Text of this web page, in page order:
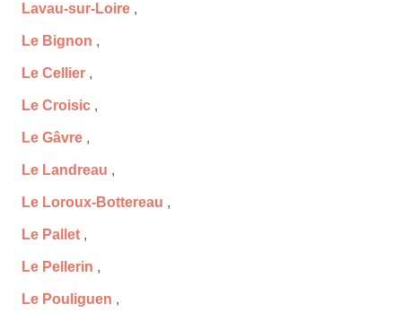
Lavau-sur-Loire ,
Le Bignon ,
Le Cellier ,
Le Croisic ,
Le Gâvre ,
Le Landreau ,
Le Loroux-Bottereau ,
Le Pallet ,
Le Pellerin ,
Le Pouliguen ,